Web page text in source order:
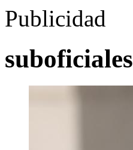
Publicidad
suboficiales